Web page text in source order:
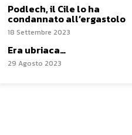
Podlech, il Cile lo ha
condannato all’ergastolo
18 Settembre 2023
Era ubriaca…
29 Agosto 2023